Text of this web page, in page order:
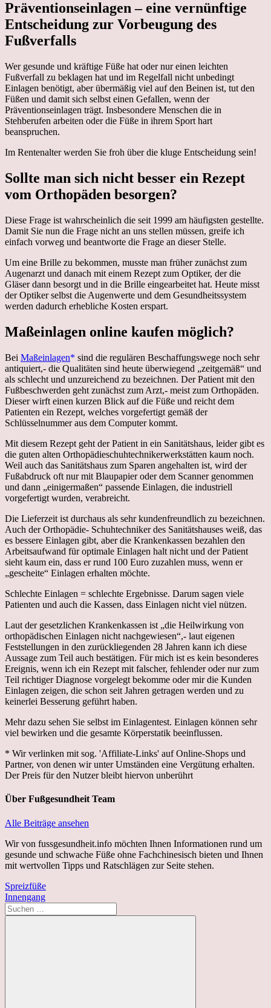
Präventionseinlagen – eine vernünftige
Entscheidung zur Vorbeugung des
Fußverfalls
Wer gesunde und kräftige Füße hat oder nur einen leichten
Fußverfall zu beklagen hat und im Regelfall nicht unbedingt
Einlagen benötigt, aber übermäßig viel auf den Beinen ist, tut den
Füßen und damit sich selbst einen Gefallen, wenn der
Präventionseinlagen trägt. Insbesondere Menschen die in
Stehberufen arbeiten oder die Füße in ihrem Sport hart
beanspruchen.
Im Rentenalter werden Sie froh über die kluge Entscheidung sein!
Sollte man sich nicht besser ein Rezept
vom Orthopäden besorgen?
Diese Frage ist wahrscheinlich die seit 1999 am häufigsten gestellte.
Damit Sie nun die Frage nicht an uns stellen müssen, greife ich
einfach vorweg und beantworte die Frage an dieser Stelle.
Um eine Brille zu bekommen, musste man früher zunächst zum
Augenarzt und danach mit einem Rezept zum Optiker, der die
Gläser dann besorgt und in die Brille eingearbeitet hat. Heute misst
der Optiker selbst die Augenwerte und dem Gesundheitssystem
werden dadurch erhebliche Kosten erspart.
Maßeinlagen online kaufen möglich?
Bei Maßeinlagen
sind die regulären Beschaffungswege noch sehr
antiquiert,- die Qualitäten sind heute überwiegend „zeitgemäß“ und
als schlecht und unzureichend zu bezeichnen. Der Patient mit den
Fußbeschwerden geht zunächst zum Arzt,- meist zum Orthopäden.
Dieser wirft einen kurzen Blick auf die Füße und reicht dem
Patienten ein Rezept, welches vorgefertigt gemäß der
Schlüsselnummer aus dem Computer kommt.
Mit diesem Rezept geht der Patient in ein Sanitätshaus, leider gibt es
die guten alten Orthopädieschuhtechnikerwerkstätten kaum noch.
Weil auch das Sanitätshaus zum Sparen angehalten ist, wird der
Fußabdruck oft nur mit Blaupapier oder dem Scanner genommen
und dann „einigermaßen“ passende Einlagen, die industriell
vorgefertigt wurden, verabreicht.
Die Lieferzeit ist durchaus als sehr kundenfreundlich zu bezeichnen.
Auch der Orthopädie- Schuhtechniker des Sanitätshauses weiß, das
es bessere Einlagen gibt, aber die Krankenkassen bezahlen den
Arbeitsaufwand für optimale Einlagen halt nicht und der Patient
sieht kaum ein, dass er rund 100 Euro zuzahlen muss, wenn er
„gescheite“ Einlagen erhalten möchte.
Schlechte Einlagen = schlechte Ergebnisse. Darum sagen viele
Patienten und auch die Kassen, dass Einlagen nicht viel nützen.
Laut der gesetzlichen Krankenkassen ist „die Heilwirkung von
orthopädischen Einlagen nicht nachgewiesen“,- laut eigenen
Feststellungen in den zurückliegenden 28 Jahren kann ich diese
Aussage zum Teil auch bestätigen. Für mich ist es kein besonderes
Ereignis, wenn ich ein Rezept mit falscher, fehlender oder nur zum
Teil richtiger Diagnose vorgelegt bekomme oder mir die Kunden
Einlagen zeigen, die schon seit Jahren getragen werden und zu
keinerlei Besserung geführt haben.
Mehr dazu sehen Sie selbst im Einlagentest. Einlagen können sehr
viel bewirken und die gesamte Körperstatik beeinflussen.
* Wir verlinken mit sog. 'Affiliate-Links' auf Online-Shops und
Partner, von denen wir unter Umständen eine Vergütung erhalten.
Der Preis für den Nutzer bleibt hiervon unberührt
Maßeinlagen
Über Fußgesundheit Team
Alle Beiträge ansehen
Wir von fussgesundheit.info möchten Ihnen Informationen rund um
gesunde und schwache Füße ohne Fachchinesisch bieten und Ihnen
mit wertvollen Tipps und Ratschlägen zur Seite stehen.
Beitragsnavigation
Vorheriger
Beitrag:
Spreizfüße
Nächster
Beitrag:
Innengang
Suchen
nach: